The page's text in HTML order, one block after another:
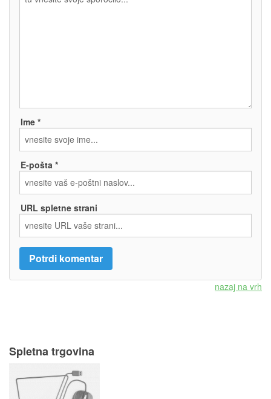
Ime *
E-pošta *
URL spletne strani
nazaj na vrh
Spletna trgovina